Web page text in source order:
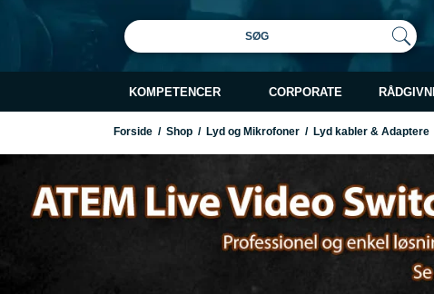
SØG
KOMPETENCER CORPORATE
Forside / Shop / Lyd og Mikrofoner / Lyd kabler & Adaptere